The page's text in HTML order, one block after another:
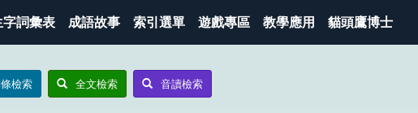
字詞彙表 成語故事 索引選單 遊戲專區 教學應用 貓頭鷹博士
檢索 全文檢索 音讀檢索